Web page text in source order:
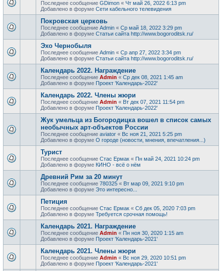
Последнее сообщение GDimon « Чт май 26, 2022 6:13 pm
Добавлено в форуме Сети кабельного телевидения
Покровская церковь
Последнее сообщение Admin « Ср май 18, 2022 3:29 pm
Добавлено в форуме Статьи сайта http://www.bogoroditsk.ru/
Эхо Чернобыля
Последнее сообщение Admin « Ср апр 27, 2022 3:34 pm
Добавлено в форуме Статьи сайта http://www.bogoroditsk.ru/
Календарь 2022. Награждение
Последнее сообщение Admin « Ср дек 08, 2021 1:45 am
Добавлено в форуме Проект 'Календарь-2022'
Календарь 2022. Члены жюри
Последнее сообщение Admin « Вт дек 07, 2021 11:54 pm
Добавлено в форуме Проект 'Календарь-2022'
Жук умельца из Богородицка вошел в список самых
необычных арт-объектов России
Последнее сообщение aviator « Вс ноя 21, 2021 5:25 pm
Добавлено в форуме О городе (новости, мнения, впечатления...)
Турист
Последнее сообщение Стас Ермак « Пн май 24, 2021 10:24 pm
Добавлено в форуме КИНО - всё о нём
Древний Рим за 20 минут
Последнее сообщение 780325 « Вт мар 09, 2021 9:10 pm
Добавлено в форуме Это интересно...
Петиция
Последнее сообщение Стас Ермак « Сб дек 05, 2020 7:03 pm
Добавлено в форуме Требуется срочная помощь!
Календарь 2021. Награждение
Последнее сообщение Admin « Пн ноя 30, 2020 1:15 am
Добавлено в форуме Проект 'Календарь-2021'
Календарь 2021. Члены жюри
Последнее сообщение Admin « Вс ноя 29, 2020 10:51 pm
Добавлено в форуме Проект 'Календарь-2021'